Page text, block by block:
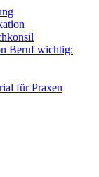
Beruf wichtig:
für Praxen